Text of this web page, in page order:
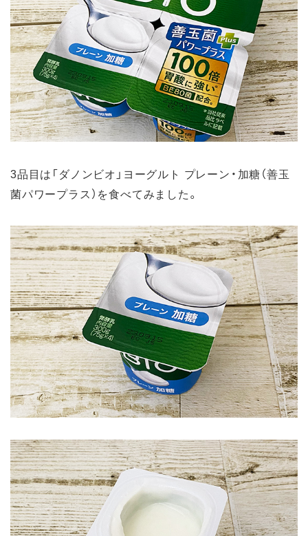
3品目は「ダノンビオ」ヨーグルト プレーン・加糖（善玉
菌パワープラス）を食べてみました。